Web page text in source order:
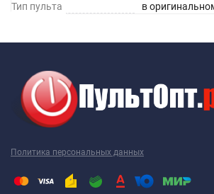
Тип пульта в
Политика персональных данных